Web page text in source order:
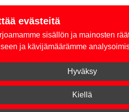
evästeitä
sisällön ja mainosten
ja kävijämäärämme
Hyväksy
Kiellä